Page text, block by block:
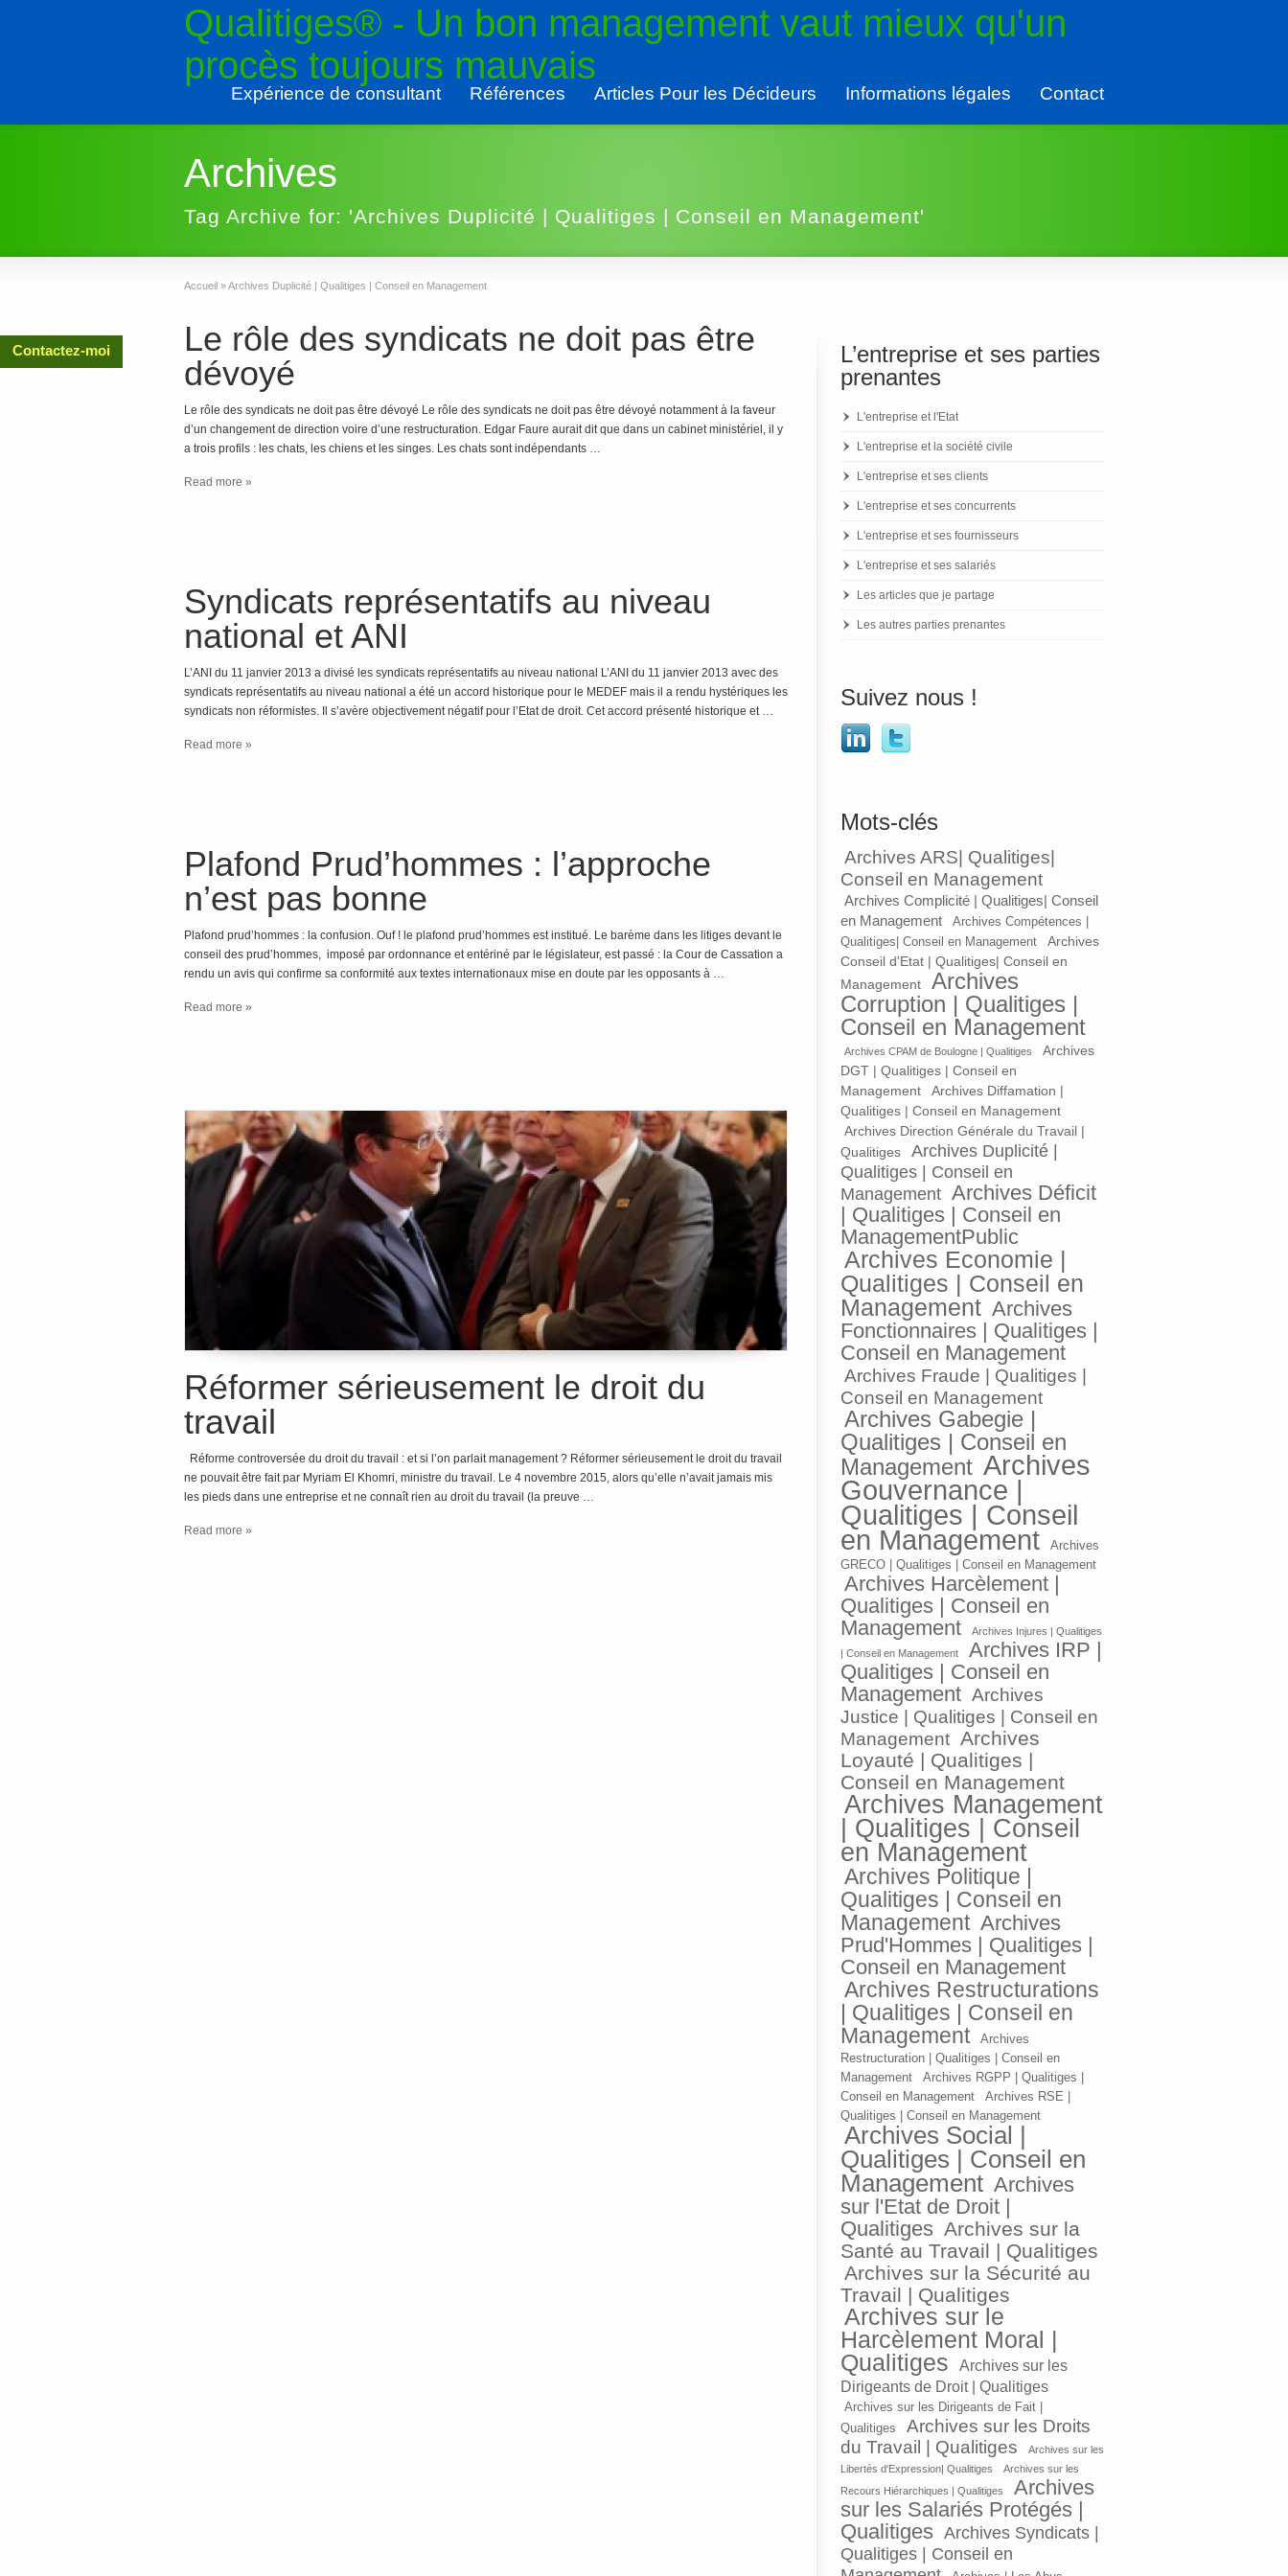
Qualitiges® - Un bon management vaut mieux qu'un
procès toujours mauvais
Expérience de consultant Références Articles Pour les Décideurs Informations légales Contact
Archives
Tag Archive for: 'Archives Duplicité | Qualitiges | Conseil en Management'
Accueil »Archives Duplicité | Qualitiges | Conseil en Management
Le rôle des syndicats ne doit pas être
dévoyé
Le rôle des syndicats ne doit pas être dévoyé Le rôle des syndicats ne doit pas être dévoyé notamment à la faveur
d’un changement de direction voire d’une restructuration. Edgar Faure aurait dit que dans un cabinet ministériel, il y
a trois profils : les chats, les chiens et les singes. Les chats sont indépendants …
Read more »
Syndicats représentatifs au niveau
national et ANI
L’ANI du 11 janvier 2013 a divisé les syndicats représentatifs au niveau national L’ANI du 11 janvier 2013 avec des
syndicats représentatifs au niveau national a été un accord historique pour le MEDEF mais il a rendu hystériques les
syndicats non réformistes. Il s’avère objectivement négatif pour l’Etat de droit. Cet accord présenté historique et …
Read more »
Plafond Prud’hommes : l’approche
n’est pas bonne
Plafond prud’hommes : la confusion. Ouf ! le plafond prud’hommes est institué. Le barème dans les litiges devant le
conseil des prud’hommes, imposé par ordonnance et entériné par le législateur, est passé : la Cour de Cassation a
rendu un avis qui confirme sa conformité aux textes internationaux mise en doute par les opposants à …
Read more »
Réformer sérieusement le droit du
travail
Réforme controversée du droit du travail : et si l’on parlait management ? Réformer sérieusement le droit du travail
ne pouvait être fait par Myriam El Khomri, ministre du travail. Le 4 novembre 2015, alors qu’elle n’avait jamais mis
les pieds dans une entreprise et ne connaît rien au droit du travail (la preuve …
Read more »
L’entreprise et ses parties
prenantes
L'entreprise et l'Etat
L'entreprise et la société civile
L'entreprise et ses clients
L'entreprise et ses concurrents
L'entreprise et ses fournisseurs
L'entreprise et ses salariés
Les articles que je partage
Les autres parties prenantes
Suivez nous !
Mots-clés
Archives ARS| Qualitiges|
Conseil en Management
Archives Complicité | Qualitiges| Conseil
en Management
Archives Compétences |
Qualitiges| Conseil en Management
Archives
Conseil d'Etat | Qualitiges| Conseil en
Management
Archives
Corruption | Qualitiges |
Conseil en Management
Archives CPAM de Boulogne | Qualitiges
Archives
DGT | Qualitiges | Conseil en
Management
Archives Diffamation |
Qualitiges | Conseil en Management
Archives Direction Générale du Travail |
Qualitiges
Archives Duplicité |
Qualitiges | Conseil en
Management Archives Déficit
| Qualitiges | Conseil en
ManagementPublic
Archives Economie |
Qualitiges | Conseil en
Management Archives
Fonctionnaires | Qualitiges |
Conseil en Management
Archives Fraude | Qualitiges |
Conseil en Management
Archives Gabegie |
Qualitiges | Conseil en
Management Archives
Gouvernance |
Qualitiges | Conseil
en Management
Archives
GRECO | Qualitiges | Conseil en Management
Archives Harcèlement |
Qualitiges | Conseil en
Management
Archives Injures | Qualitiges
| Conseil en Management
Archives IRP |
Qualitiges | Conseil en
Management Archives
Justice | Qualitiges | Conseil en
Management Archives
Loyauté | Qualitiges |
Conseil en Management
Archives Management
| Qualitiges | Conseil
en Management
Archives Politique |
Qualitiges | Conseil en
Management Archives
Prud'Hommes | Qualitiges |
Conseil en Management
Archives Restructurations
| Qualitiges | Conseil en
Management
Archives
Restructuration | Qualitiges | Conseil en
Management
Archives RGPP | Qualitiges |
Conseil en Management
Archives RSE |
Qualitiges | Conseil en Management
Archives Social |
Qualitiges | Conseil en
Management Archives
sur l'Etat de Droit |
Qualitiges Archives sur la
Santé au Travail | Qualitiges
Archives sur la Sécurité au
Travail | Qualitiges
Archives sur le
Harcèlement Moral |
Qualitiges
Archives sur les
Dirigeants de Droit | Qualitiges
Archives sur les Dirigeants de Fait |
Qualitiges
Archives sur les Droits
du Travail | Qualitiges
Archives sur les
Libertés d'Expression| Qualitiges
Archives sur les
Recours Hiérarchiques | Qualitiges
Archives
sur les Salariés Protégés |
Qualitiges Archives Syndicats |
Qualitiges | Conseil en
Contactez-moi